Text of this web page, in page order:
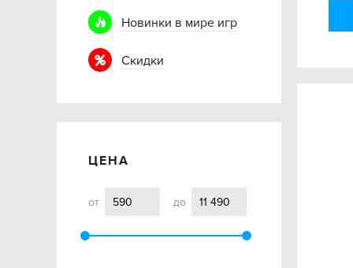
Новинки в мире игр
Скидки
ЦЕНА
от до